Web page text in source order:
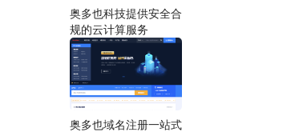
奥多也科技提供安全合
规的云计算服务
奥多也域名注册一站式